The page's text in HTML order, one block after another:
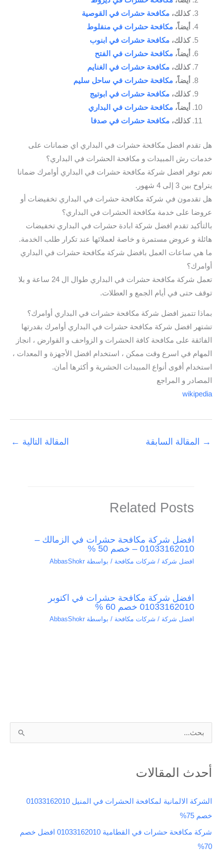
كذلك، مكافحة حشرات في القوصية
أيضاً، مكافحة حشرات في منفلوط
كذلك، مكافحة حشرات في ابنوب
أيضاً، مكافحة حشرات في الفتح
كذلك، مكافحة حشرات في الغنايم
أيضاً، مكافحة حشرات في ساحل سليم
كذلك، مكافحة حشرات في ابوتيج
أيضاً، مكافحة حشرات في البداري
كذلك، مكافحة حشرات في صدفا
هل تقدم افضل مكافحة حشرات في البداري اي ضمانات على
خدمات رش المبيدات و مكافحة الحشرات في البداري؟
نعم توفر افضل شركة مكافحة حشرات في البداري أوامرك ضمانا
يتراوح بين 3 إلى 4 شهور.
هل تقدمون في شركة مكافحة حشرات في البداري تخفيضات أو
عروضا على خدمة مكافحة الحشرات في البداري؟
بالتأكيد تقدم افضل شركة ابادة حشرات في البداري تخفيضات
هائلة و عروض مستمرة و خاصة لعملائها عند تكرار طلب الخدمة.
ما هي ساعات العمل بافضل شركة مكافحة حشرات في البداري
أوامرك؟
تعمل شركة مكافحة حشرات في البداري طوال ال 24 ساعة و بلا
توقف حتى في أيام الجمع و العطلات.
بماذا تتميز افضل شركة مكافحة حشرات في البداري أوامرك؟
تشتهر افضل شركة مكافحة حشرات في البداري أوامرك بقدرتها
الفائقة على مكافحة كافة الحشرات و الزواحف و القوارض ، انجاز
المهام في اسرع وقت ممكن ، استخدام افضل الأجهزة و المعدات ،
استخدام أقوى أنواع المبيدات الحشرية و أكثرها أمان.
المصادر و المراجع
wikipedia
→ المقالة السابقة المقالة التالية ←
Related Posts
افضل شركة مكافحة حشرات في الزمالك –
01033162010 – خصم 50 %
افضل شركة / شركات مكافحة / بواسطة AbbasShokr
افضل شركة مكافحة حشرات في اكتوبر
01033162010 خصم 60 %
افضل شركة / شركات مكافحة / بواسطة AbbasShokr
ب
ح
:
أحدث المقالات
الشركة الالمانية لمكافحة الحشرات في المنيل 01033162010
خصم 75%
شركة مكافحة حشرات في القطامية 01033162010 افضل خصم
70%